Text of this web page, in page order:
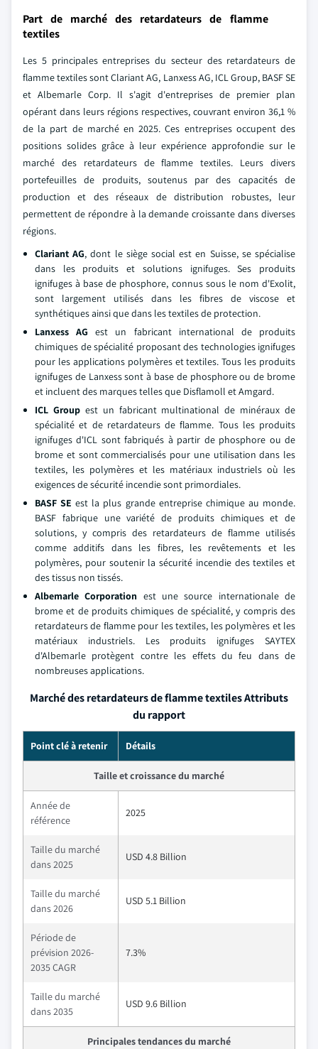
Part de marché des retardateurs de flamme
textiles
Les 5 principales entreprises du secteur des retardateurs de
flamme textiles sont Clariant AG, Lanxess AG, ICL Group, BASF SE
et Albemarle Corp. Il s'agit d'entreprises de premier plan
opérant dans leurs régions respectives, couvrant environ 36,1 %
de la part de marché en 2025. Ces entreprises occupent des
positions solides grâce à leur expérience approfondie sur le
marché des retardateurs de flamme textiles. Leurs divers
portefeuilles de produits, soutenus par des capacités de
production et des réseaux de distribution robustes, leur
permettent de répondre à la demande croissante dans diverses
régions.
Clariant AG, dont le siège social est en Suisse, se spécialise
dans les produits et solutions ignifuges. Ses produits
ignifuges à base de phosphore, connus sous le nom d'Exolit,
sont largement utilisés dans les fibres de viscose et
synthétiques ainsi que dans les textiles de protection.
Lanxess AG est un fabricant international de produits
chimiques de spécialité proposant des technologies ignifuges
pour les applications polymères et textiles. Tous les produits
ignifuges de Lanxess sont à base de phosphore ou de brome
et incluent des marques telles que Disflamoll et Amgard.
ICL Groupest un fabricant multinational de minéraux de
spécialité et de retardateurs de flamme. Tous les produits
ignifuges d'ICL sont fabriqués à partir de phosphore ou de
brome et sont commercialisés pour une utilisation dans les
textiles, les polymères et les matériaux industriels où les
exigences de sécurité incendie sont primordiales.
BASF SE est la plus grande entreprise chimique au monde.
BASF fabrique une variété de produits chimiques et de
solutions, y compris des retardateurs de flamme utilisés
comme additifs dans les fibres, les revêtements et les
polymères, pour soutenir la sécurité incendie des textiles et
des tissus non tissés.
Albemarle Corporation est une source internationale de
brome et de produits chimiques de spécialité, y compris des
retardateurs de flamme pour les textiles, les polymères et les
matériaux industriels. Les produits ignifuges SAYTEX
d'Albemarle protègent contre les effets du feu dans de
nombreuses applications.
Marché des retardateurs de flamme textiles Attributs
du rapport
Point clé à retenir Détails
Taille et croissance du marché
Année de
référence
2025
Taille du marché
dans 2025
USD 4.8 Billion
Taille du marché
dans 2026
USD 5.1 Billion
Période de
prévision 2026-
2035 CAGR
7.3%
Taille du marché
dans 2035
USD 9.6 Billion
Principales tendances du marché